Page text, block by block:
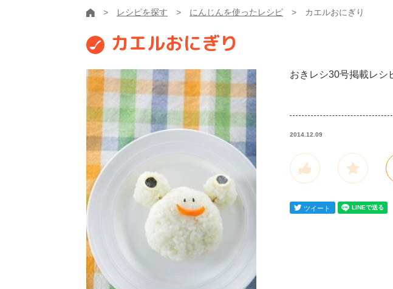
レシピを探す にんじんを使ったレシピ カエルおにぎり
カエルおにぎり
おきレシ30号掲載レシ
2014.12.09